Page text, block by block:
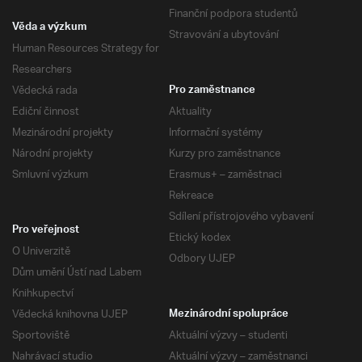
Finanční podpora studentů
Stravování a ubytování
Věda a výzkum
Human Resources Strategy for
Researchers
Vědecká rada
Ediční činnost
Mezinárodní projekty
Národní projekty
Smluvní výzkum
Pro zaměstnance
Aktuality
Informační systémy
Kurzy pro zaměstnance
Erasmus+ – zaměstnaci
Rekreace
Sdílení přístrojového vybavení
Etický kodex
Odbory UJEP
Pro veřejnost
O Univerzitě
Dům umění Ústí nad Labem
Knihkupectví
Vědecká knihovna UJEP
Sportoviště
Nahrávací studio
Mezinárodní spolupráce
Aktuální výzvy – studenti
Aktuální výzvy – zaměstnanci